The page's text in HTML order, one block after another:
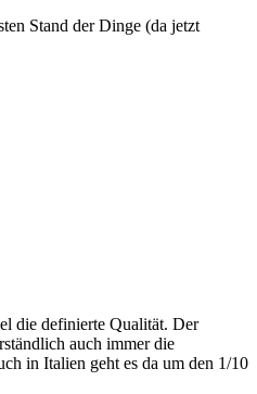
Stand der Dinge (da jetzt
die definierte Qualität. Der
auch immer die
in Italien geht es da um den 1/10